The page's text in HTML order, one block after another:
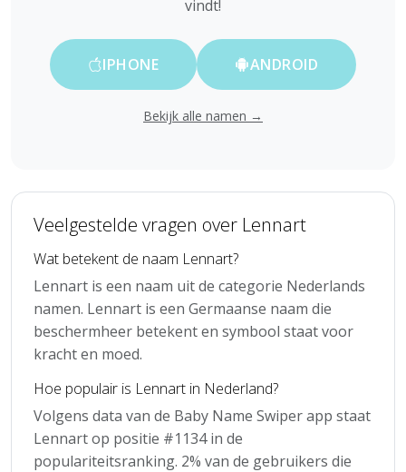
vindt!
IPHONE ANDROID
Bekijk alle namen →
Veelgestelde vragen over Lennart
Wat betekent de naam Lennart?
Lennart is een naam uit de categorie Nederlands
namen. Lennart is een Germaanse naam die
beschermheer betekent en symbool staat voor
kracht en moed.
Hoe populair is Lennart in Nederland?
Volgens data van de Baby Name Swiper app staat
Lennart op positie #1134 in de
populariteitsranking. 2% van de gebruikers die